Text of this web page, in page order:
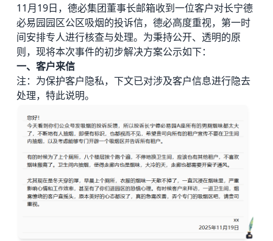
11月19日，德必集团董事长邮箱收到一位客户对长宁德
必易园园区公区吸烟的投诉信，德必高度重视，第一时
间安排专人进行核查与处理。为秉持公开、透明的原
则，现将本次事件的初步解决方案公示如下：
一、客户来信
注：为保护客户隐私，下文已对涉及客户信息进行隐去
处理，特此说明。